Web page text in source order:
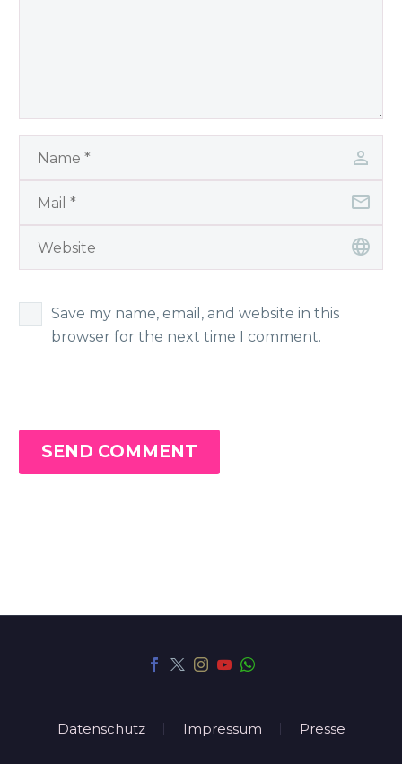
Save my name, email, and website in this
browser for the next time I comment.
SEND COMMENT
Datenschutz Impressum Presse